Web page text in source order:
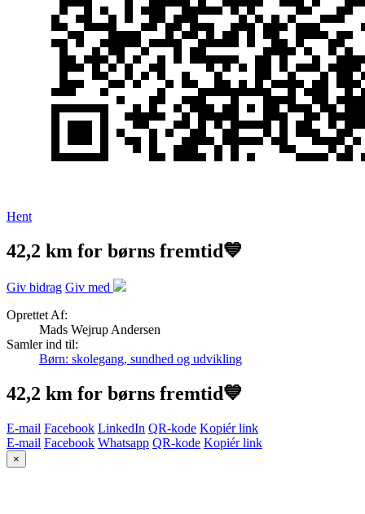
Hent
42,2 km for børns fremtid💙
Giv bidrag Giv med
Oprettet Af:
Mads Wejrup Andersen
Samler ind til:
Børn: skolegang, sundhed og udvikling
42,2 km for børns fremtid💙
E-mail Facebook LinkedIn QR-kode Kopiér link
E-mail Facebook Whatsapp QR-kode Kopiér link
×